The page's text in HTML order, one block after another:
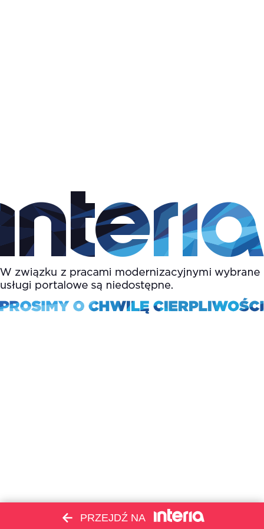
PRZEJDŹ NA